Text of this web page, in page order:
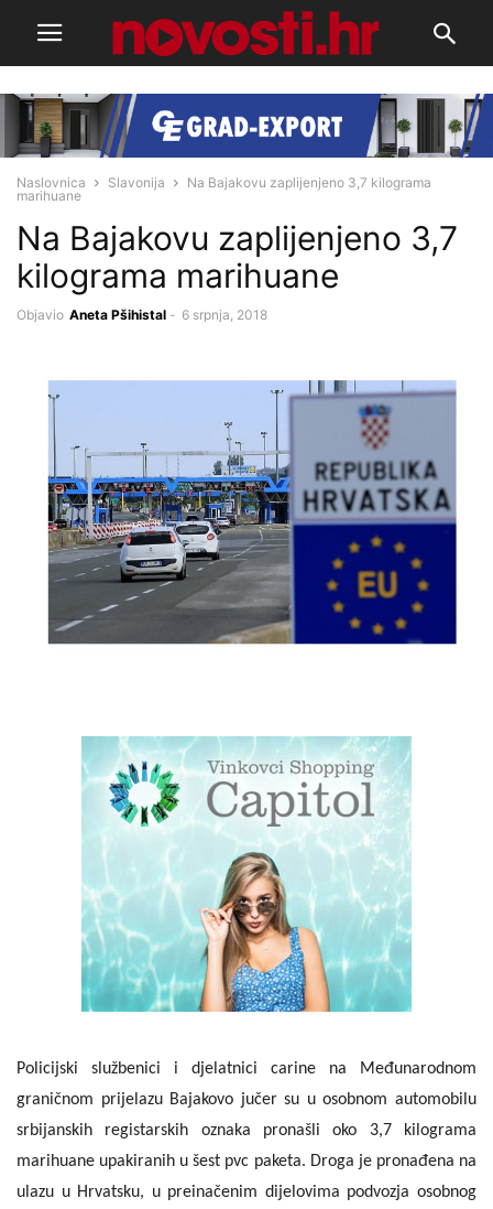
Naslovnica Slavonija
Na Bajakovu zaplijenjeno 3,7 kilograma
marihuane
Na Bajakovu zaplijenjeno 3,7
kilograma marihuane
Objavio Aneta Pšihistal - 6 srpnja, 2018
Policijski službenici i djelatnici carine na Međunarodnom
graničnom prijelazu Bajakovo jučer su u osobnom automobilu
srbijanskih registarskih oznaka pronašli oko 3,7 kilograma
marihuane upakiranih u šest pvc paketa. Droga je pronađena na
ulazu u Hrvatsku, u preinačenim dijelovima podvozja osobnog